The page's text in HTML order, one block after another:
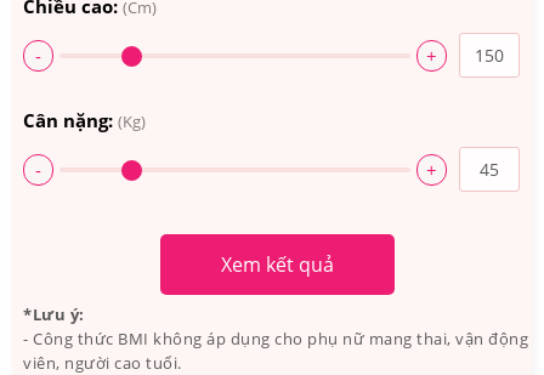
Chiều cao: (Cm)
- +
Cân nặng: (Kg)
- +
Xem kết quả
*Lưu ý:
- Công thức BMI không áp dụng cho phụ nữ mang thai, vận động
viên, người cao tuổi.